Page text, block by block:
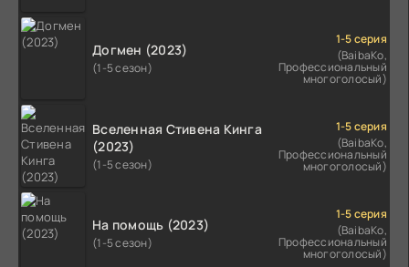
Догмен (2023)
(1-5 сезон)
1-5 серия
(BaibaKo,
Профессиональный
многоголосый)
Вселенная Стивена Кинга
(2023)
(1-5 сезон)
1-5 серия
(BaibaKo,
Профессиональный
многоголосый)
На помощь (2023)
(1-5 сезон)
1-5 серия
(BaibaKo,
Профессиональный
многоголосый)